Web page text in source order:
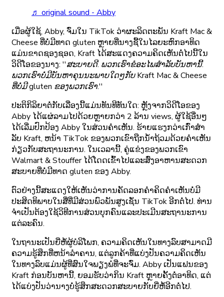
♬ original sound - Abby
ເມື່ອຜູ້ໃຊ້, Abby, ຈົ່ມໃນ TikTok ວ່າຜະລິດຕະພັນ Kraft Mac &
Cheese ທີ່ບໍ່ມີທາດ gluten ຫຼາຍທີ່ນາງຊື້ໃນໄລຍະຫົກອາທິດ
ແມ່ນຂາດຊອງຊອດ, Kraft ໄດ້ສະແດງຄວາມຄິດເຫັນຕໍ່ໄປນີ້ໃນ
ວິດີໂອຂອງນາງ: ''ສະບາຍດີ. ພວກເຮົາຂໍອະໄພສຳລັບບັນຫານີ້.
ພວກ​ເຮົາ​ບໍ່​ມີ​ບັນ​ຫາ​ຄຸນ​ນະ​ພາບ​ໃດໆ​ກັບ Kraft Mac & Cheese
ທີ່​ບໍ່​ມີ gluten ຂອງ​ພວກ​ເຮົາ.''
ປະຕິກິລິຍາຕໍ່ກັບເລື່ອງນີ້ແມ່ນທັນທີທັນໃດ: ຫຼັງຈາກວິດີໂອຂອງ
Abby ໄດ້ແຜ່ລາມໄປດ້ວຍຫຼາຍກວ່າ 2 ລ້ານ views, ຜູ້ໃຊ້ອື່ນໆ
ໄດ້ເລີ່ມປົກປ້ອງ Abby ໃນສ່ວນຄໍາເຫັນ. ຮ້າຍແຮງກວ່າເກົ່າສໍາ
ລັບ Kraft, ຫນ້າ TikTok ຂອງພວກເຂົາຖືກນໍ້າຖ້ວມດ້ວຍຄໍາເຫັນ
ກ່ຽວກັບສະຖານະການ. ໃນເວລານີ້, ຄູ່ແຂ່ງຂອງພວກເຂົາ
Walmart & Stouffer ໄດ້ໂດດເຂົ້າໄປແລະສົ່ງອາຫານສະດວກ
ສະບາຍທີ່ບໍ່ມີທາດ gluten ຂອງ Abby.
ຕົວຢ່າງນີ້ສະແດງໃຫ້ເຫັນວ່າການຄັດລອກຄໍາຄິດຄໍາເຫັນບໍ່ມີ
ປະສິດທິພາບໃນສື່ທີ່ມີສ່ວນພົວພັນສູງເຊັ່ນ TikTok ອີກຕໍ່ໄປ. ທ່ານ
ຈໍາເປັນຕ້ອງໃຊ້ວິທີການສ່ວນບຸກຄົນແລະປະເມີນສະຖານະການ
ແຕ່ລະຄົນ.
ໃນຖານະເປັນຍີ່ຫໍ້ຜູ້ບໍລິໂພກ, ຄວາມຄິດເຫັນໃນທາງລົບສາມາດມີ
ຄວາມຮູ້ສຶກທີ່ຫນ້າລໍາຄານ, ແຕ່ລູກຄ້າທີ່ແບ່ງປັນຄວາມຄິດເຫັນ
ໃນທາງລົບແມ່ນຜູ້ທີ່ສົນໃຈພຽງພໍທີ່ຈະຈົ່ມ. Abby ເປັນແຟນຂອງ
Kraft ກ່ອນບັນຫານີ້, ຍອມຮັບວ່າກິນ Kraft ຫຼາຍຄັ້ງຕໍ່ອາທິດ, ແຕ່
ໄດ້ແບ່ງປັນວ່ານາງບໍ່ຮູ້ສຶກສະດວກສະບາຍກັບຍີ່ຫໍ້ອີກຕໍ່ໄປ.